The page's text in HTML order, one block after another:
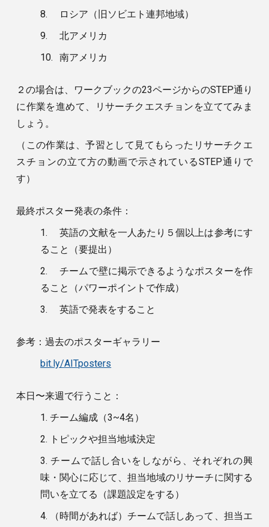
8.
ロシア（旧ソビエト連邦地域）
9.
北アメリカ
10.
南アメリカ
２の場合は、ワークブックの23ページからのSTEP通り
に作業を進めて、リサーチクエスチョンを立ててみま
しょう。
（この作業は、予習として見てもらったリサーチクエ
スチョンの立て方の動画で示されているSTEP通りで
す）
最終ポスター発表の条件：
1.
英語の文献を一人あたり５個以上は参考にす
ること（要提出）
2.
チームで壁に掲示できるようなポスターを作
ること（パワーポイントで作成）
3.
英語で発表をすること
参考：過去のポスターギャラリー
bit.ly/AITposters
本日〜来週で行うこと：
1. チーム編成（3~4名）
2. トピックや担当地域決定
3. チームで話し合いをしながら、それぞれの興
味・関心に応じて、担当地域のリサーチに関する
問いを立てる（課題設定をする）
4. （時間があれば）チームで話しあって、担当エ